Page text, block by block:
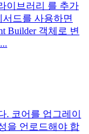
이브러리 를 추가
서드를 사용하면
Builder 객체로 변
. 코어를 업그레이
을 언로드해야 합